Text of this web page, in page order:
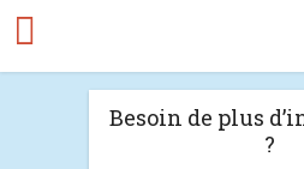
Besoin de plus
?